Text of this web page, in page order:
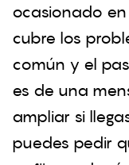
ocasionado
cubre los
común y el
es de una
ampliar si
puedes pedir